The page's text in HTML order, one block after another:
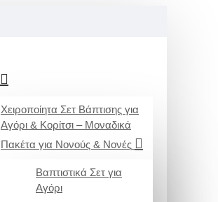
Χειροποίητα Σετ Βάπτισης για
Αγόρι & Κορίτσι – Μοναδικά
Πακέτα για Νονούς & Νονές
Βαπτιστικά Σετ για
Αγόρι